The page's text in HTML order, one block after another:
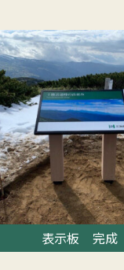
表示板 完成